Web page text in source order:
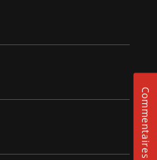
Commentaires